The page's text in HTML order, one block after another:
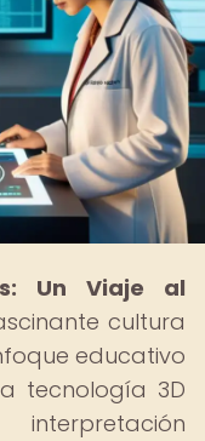
Un Viaje al
cultura
educativo
tecnología 3D